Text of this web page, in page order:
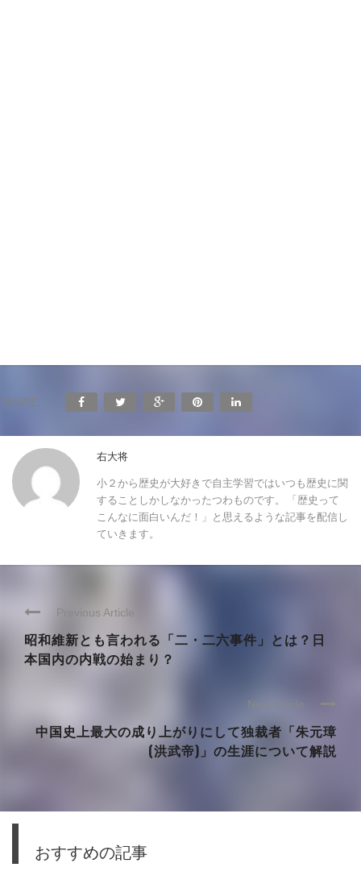
SHARE:
右大将
小２から歴史が大好きで自主学習ではいつも歴史に関
することしかしなかったつわものです。 「歴史って
こんなに面白いんだ！」と思えるような記事を配信し
ていきます。
Previous Article
昭和維新とも言われる「二・二六事件」とは？日
本国内の内戦の始まり？
Next Article
中国史上最大の成り上がりにして独裁者「朱元璋
(洪武帝)」の生涯について解説
おすすめの記事